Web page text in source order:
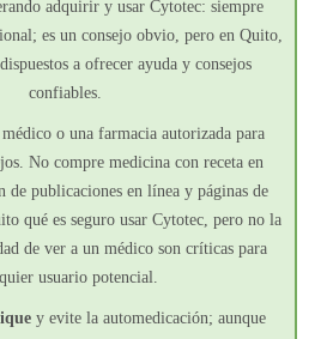
adquirir y usar Cytotec: siempre
es un consejo obvio, pero en Quito,
a ofrecer ayuda y consejos
confiables.
o una farmacia autorizada para
No compre medicina con receta en
de publicaciones en línea y páginas de
qué es seguro usar Cytotec, pero no la
de ver a un médico son críticas para
usuario potencial.
y evite la automedicación; aunque